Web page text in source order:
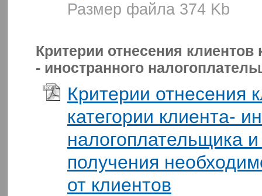
Размер файла 374 Kb
Критерии отнесения клиентов
- иностранного
Критерии отнесения
категории клиента-
налогоплательщика
получения
от клиентов